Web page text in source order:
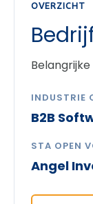
OVERZICHT
INDUSTRIE
B2B
STA OPEN
Angel